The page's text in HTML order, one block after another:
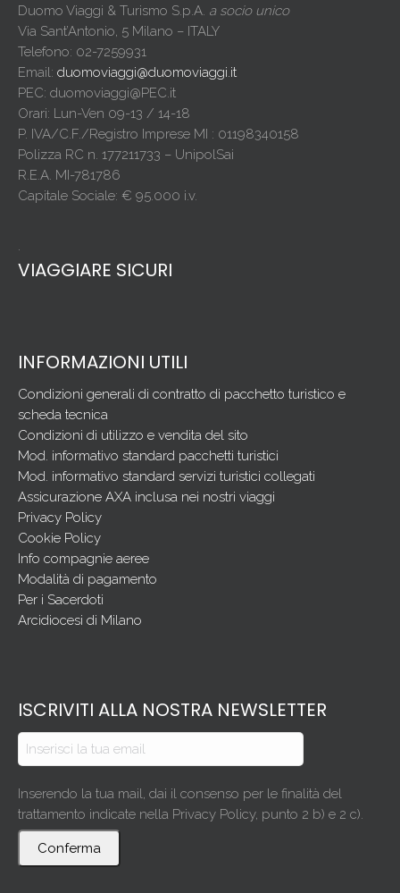
Duomo Viaggi & Turismo S.p.A. a socio unico
Via Sant’Antonio, 5 Milano – ITALY
Telefono: 02-7259931
Email: duomoviaggi@duomoviaggi.it
PEC: duomoviaggi@PEC.it
Orari: Lun-Ven 09-13 / 14-18
P. IVA/C.F./Registro Imprese MI : 01198340158
Polizza RC n. 177211733 – UnipolSai
R.E.A. MI-781786
Capitale Sociale: € 95.000 i.v.
.
VIAGGIARE SICURI
INFORMAZIONI UTILI
Condizioni generali di contratto di pacchetto turistico e
scheda tecnica
Condizioni di utilizzo e vendita del sito
Mod. informativo standard pacchetti turistici
Mod. informativo standard servizi turistici collegati
Assicurazione AXA inclusa nei nostri viaggi
Privacy Policy
Cookie Policy
Info compagnie aeree
Modalità di pagamento
Per i Sacerdoti
Arcidiocesi di Milano
ISCRIVITI ALLA NOSTRA NEWSLETTER
Inserendo la tua mail, dai il consenso per le finalità del
trattamento indicate nella Privacy Policy, punto 2 b) e 2 c).
Conferma